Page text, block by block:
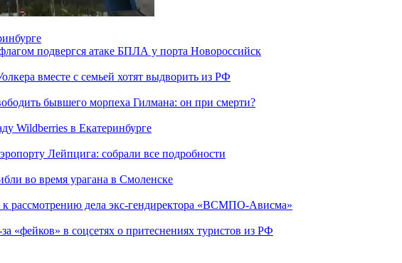
подвергся атаке БПЛА у порта Новороссийск
вместе с семьей хотят выдворить из РФ
бывшего морпеха Гилмана: он при смерти?
Wildberries в Екатеринбурге
Лейпцига: собрали все подробности
во время урагана в Смоленске
к рассмотрению дела экс-гендиректора «ВСМПО-Ависма»
«фейков» в соцсетях о притеснениях туристов из РФ